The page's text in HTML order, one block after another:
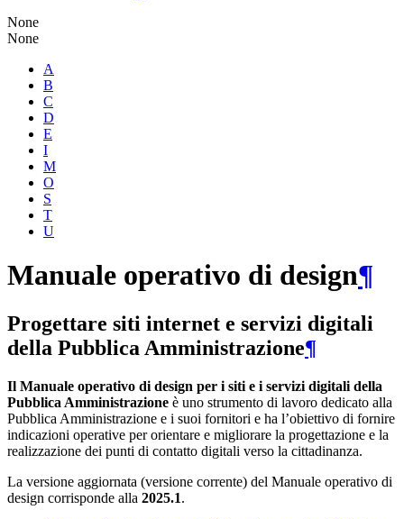
None
None
A
B
C
D
E
I
M
O
S
T
U
Manuale operativo di design¶
Progettare siti internet e servizi digitali
della Pubblica Amministrazione¶
Il Manuale operativo di design per i siti e i servizi digitali della
Pubblica Amministrazione è uno strumento di lavoro dedicato alla
Pubblica Amministrazione e i suoi fornitori e ha l’obiettivo di fornire
indicazioni operative per orientare e migliorare la progettazione e la
realizzazione dei punti di contatto digitali verso la cittadinanza.
La versione aggiornata (versione corrente) del Manuale operativo di
design corrisponde alla 2025.1.